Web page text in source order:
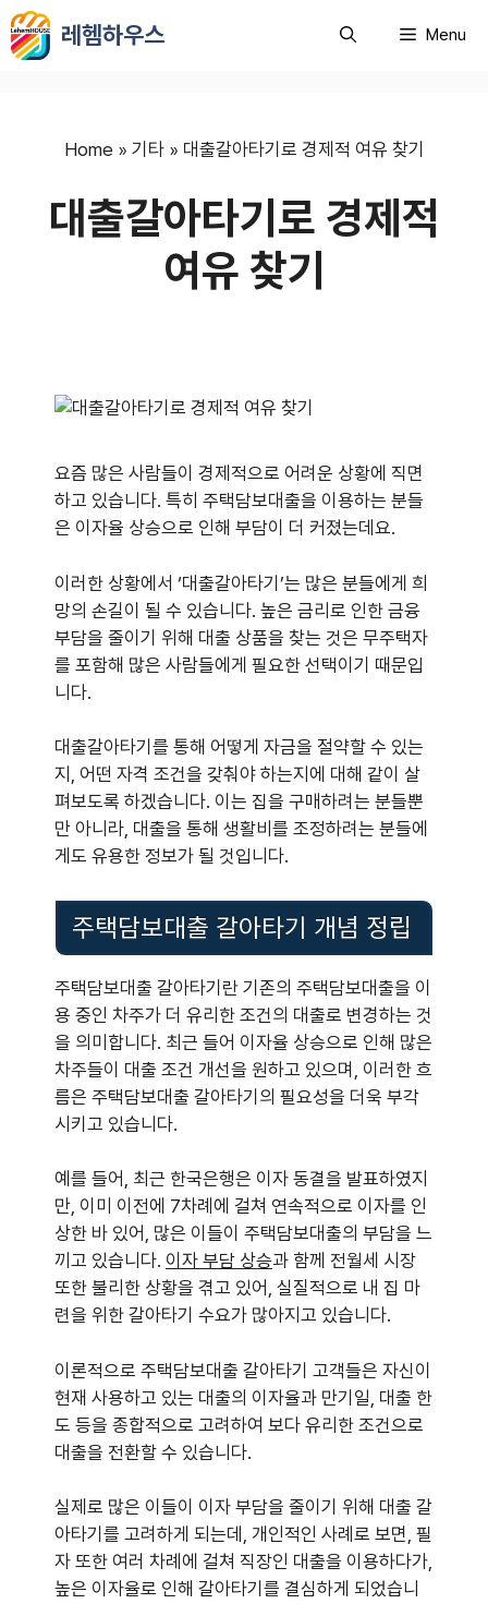
컨
텐
레헴하우스 Menu
Home » 기타» 대출갈아타기로 경제적 여유 찾기
대출갈아타기로 경제적
여유 찾기
요즘 많은 사람들이 경제적으로 어려운 상황에 직면
하고 있습니다. 특히 주택담보대출을 이용하는 분들
은 이자율 상승으로 인해 부담이 더 커졌는데요.
이러한 상황에서 ‘대출갈아타기’는 많은 분들에게 희
망의 손길이 될 수 있습니다. 높은 금리로 인한 금융
부담을 줄이기 위해 대출 상품을 찾는 것은 무주택자
를 포함해 많은 사람들에게 필요한 선택이기 때문입
니다.
대출갈아타기를 통해 어떻게 자금을 절약할 수 있는
지, 어떤 자격 조건을 갖춰야 하는지에 대해 같이 살
펴보도록 하겠습니다. 이는 집을 구매하려는 분들뿐
만 아니라, 대출을 통해 생활비를 조정하려는 분들에
게도 유용한 정보가 될 것입니다.
주택담보대출 갈아타기 개념 정립
주택담보대출 갈아타기란 기존의 주택담보대출을 이
용 중인 차주가 더 유리한 조건의 대출로 변경하는 것
을 의미합니다. 최근 들어 이자율 상승으로 인해 많은
차주들이 대출 조건 개선을 원하고 있으며, 이러한 흐
름은 주택담보대출 갈아타기의 필요성을 더욱 부각
시키고 있습니다.
예를 들어, 최근 한국은행은 이자 동결을 발표하였지
만, 이미 이전에 7차례에 걸쳐 연속적으로 이자를 인
상한 바 있어, 많은 이들이 주택담보대출의 부담을 느
끼고 있습니다. 이자 부담 상승과 함께 전월세 시장
또한 불리한 상황을 겪고 있어, 실질적으로 내 집 마
련을 위한 갈아타기 수요가 많아지고 있습니다.
이론적으로 주택담보대출 갈아타기 고객들은 자신이
현재 사용하고 있는 대출의 이자율과 만기일, 대출 한
도 등을 종합적으로 고려하여 보다 유리한 조건으로
대출을 전환할 수 있습니다.
실제로 많은 이들이 이자 부담을 줄이기 위해 대출 갈
아타기를 고려하게 되는데, 개인적인 사례로 보면, 필
자 또한 여러 차례에 걸쳐 직장인 대출을 이용하다가,
높은 이자율로 인해 갈아타기를 결심하게 되었습니